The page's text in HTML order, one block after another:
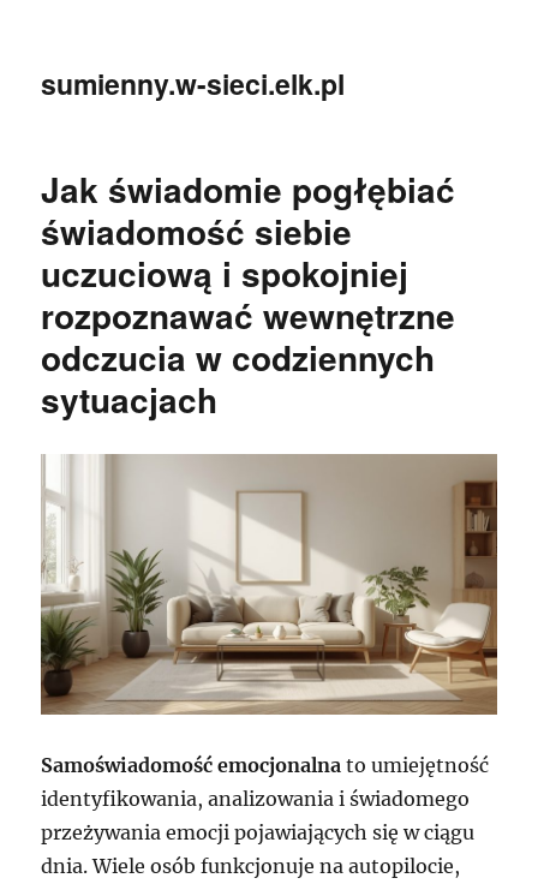
sumienny.w-sieci.elk.pl
Jak świadomie pogłębiać
świadomość siebie
uczuciową i spokojniej
rozpoznawać wewnętrzne
odczucia w codziennych
sytuacjach
Samoświadomość emocjonalna to umiejętność
identyfikowania, analizowania i świadomego
przeżywania emocji pojawiających się w ciągu
dnia. Wiele osób funkcjonuje na autopilocie,